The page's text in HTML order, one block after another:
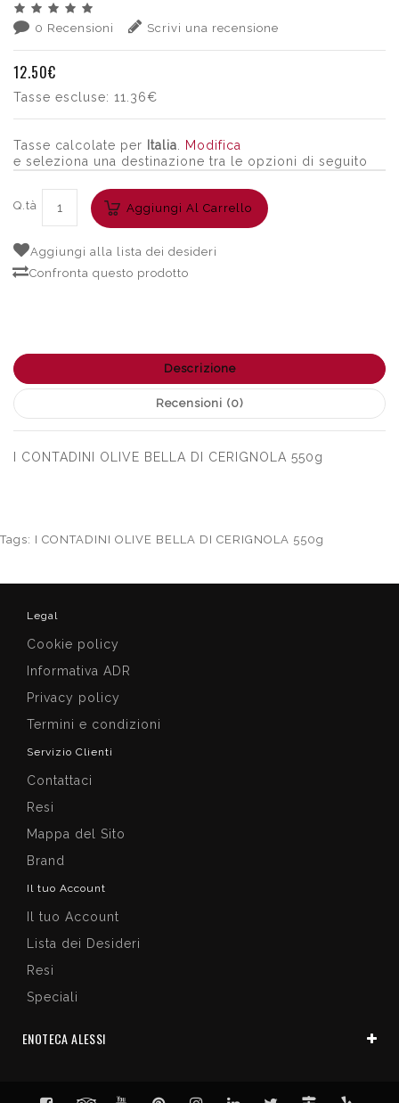
0 Recensioni Scrivi una recensione
12.50€
Tasse escluse: 11.36€
Tasse calcolate per Italia
Modifica
e seleziona una destinazione tra le opzioni di seguito
Q.tà Aggiungi Al Carrello
Aggiungi alla lista dei desideri
Confronta questo prodotto
Descrizione
Recensioni (0)
I CONTADINI OLIVE BELLA DI CERIGNOLA 550g
Tags: I CONTADINI OLIVE BELLA DI CERIGNOLA 550g
Legal
Cookie policy
Informativa ADR
Privacy policy
Termini e condizioni
Servizio Clienti
Contattaci
Resi
Mappa del Sito
Brand
Il tuo Account
Il tuo Account
Lista dei Desideri
Resi
Speciali
ENOTECA ALESSI